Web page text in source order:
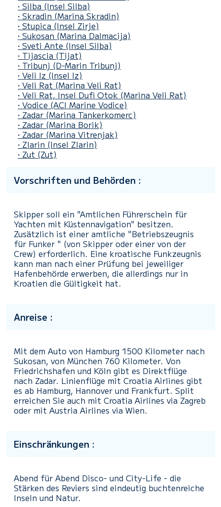
• Silba (Insel Silba)
• Skradin (Marina Skradin)
• Stupica (Insel Zirje)
• Sukosan (Marina Dalmacija)
• Sveti Ante (Insel Silba)
• Tijascia (Tijat)
• Tribunj (D-Marin Tribunj)
• Veli Iz (Insel Iz)
• Veli Rat (Marina Veli Rat)
• Veli Rat, Insel Dufi Otok (Marina Veli Rat)
• Vodice (ACI Marine Vodice)
• Zadar (Marina Tankerkomerc)
• Zadar (Marina Borik)
• Zadar (Marina Vitrenjak)
• Zlarin (Insel Zlarin)
• Zut (Zut)
Vorschriften und Behörden :
Skipper soll ein "Amtlichen Führerschein für
Yachten mit Küstennavigation" besitzen.
Zusätzlich ist einer amtliche "Betriebszeugnis
für Funker " (von Skipper oder einer von der
Crew) erforderlich. Eine kroatische Funkzeugnis
kann man nach einer Prüfung bei jeweiliger
Hafenbehörde erwerben, die allerdings nur in
Kroatien die Gültigkeit hat.
Anreise :
Mit dem Auto von Hamburg 1500 Kilometer nach
Sukosan, von München 760 Kilometer. Von
Friedrichshafen und Köln gibt es Direktflüge
nach Zadar. Linienflüge mit Croatia Airlines gibt
es ab Hamburg, Hannover und Frankfurt. Split
erreichen Sie auch mit Croatia Airlines via Zagreb
oder mit Austria Airlines via Wien.
Einschränkungen :
Abend für Abend Disco- und City-Life - die
Stärken des Reviers sind eindeutig buchtenreiche
Inseln und Natur.